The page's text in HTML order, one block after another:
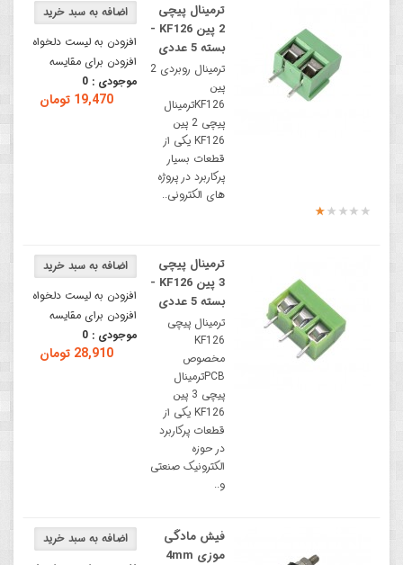
افزودن به لیست دلخواه
افزودن برای مقایسه
موجودی : 0
19,470 تومان
ترمینال پیچی
2 پین KF126 -
بسته 5 عددی
ترمینال روبردی 2
پین
KF126ترمینال
پیچی 2 پین
KF126 یکی از
قطعات بسیار
پرکاربرد در پروژه
های الکترونی..
افزودن به لیست دلخواه
افزودن برای مقایسه
موجودی : 0
28,910 تومان
ترمینال پیچی
3 پین KF126 -
بسته 5 عددی
ترمینال پیچی
KF126
مخصوص
PCBترمینال
پیچی 3 پین
KF126 یکی از
قطعات پرکاربرد
در حوزه
الکترونیک صنعتی
و..
فیش مادگی
موزی 4mm